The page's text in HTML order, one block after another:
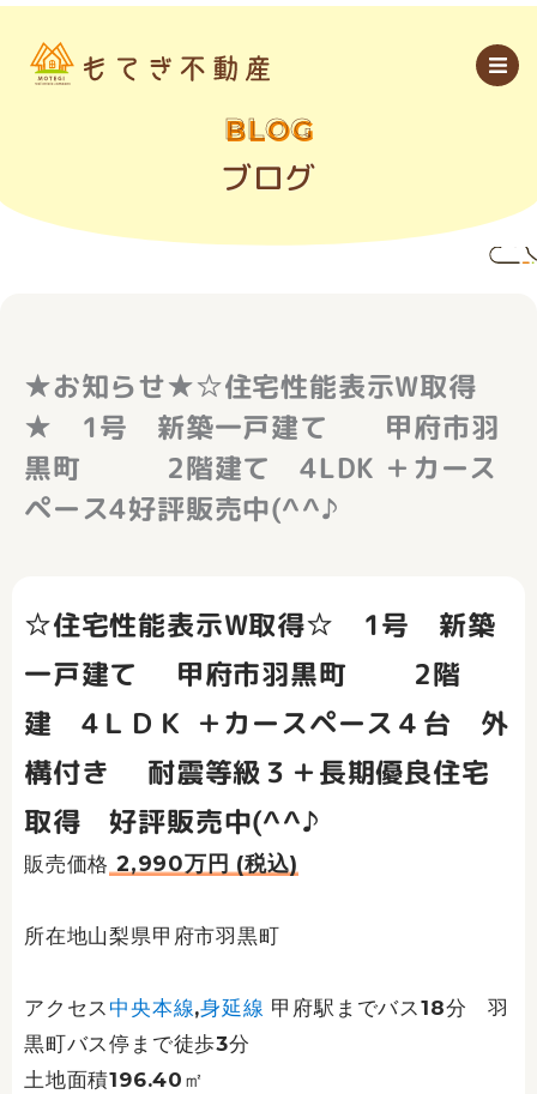
内
BLOG
ブログ
★お知らせ★☆住宅性能表示W取得
★ 1号 新築一戸建て 甲府市羽
黒町 2階建て 4LDK ＋カース
ペース4好評販売中(^^♪
☆住宅性能表示W取得☆ 1号 新築
一戸建て 甲府市羽黒町 2階
建 4ＬＤＫ ＋カースペース４台 外
構付き 耐震等級３＋長期優良住宅
取得 好評販売中(^^♪
販売価格 2,990万円 (税込)
所在地山梨県甲府市羽黒町
アクセス 中央本線,身延線 甲府駅までバス18分 羽
黒町バス停まで徒歩3分
土地面積196.40㎡